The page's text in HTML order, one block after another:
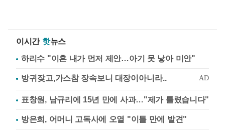
이시간 핫뉴스
하리수 "이혼 내가 먼저 제안…아기 못 낳아 미안"
표창원, 남규리에 15년 만에 사과…"제가 틀렸습니다"
방은희, 어머니 고독사에 오열 "이틀 만에 발견"